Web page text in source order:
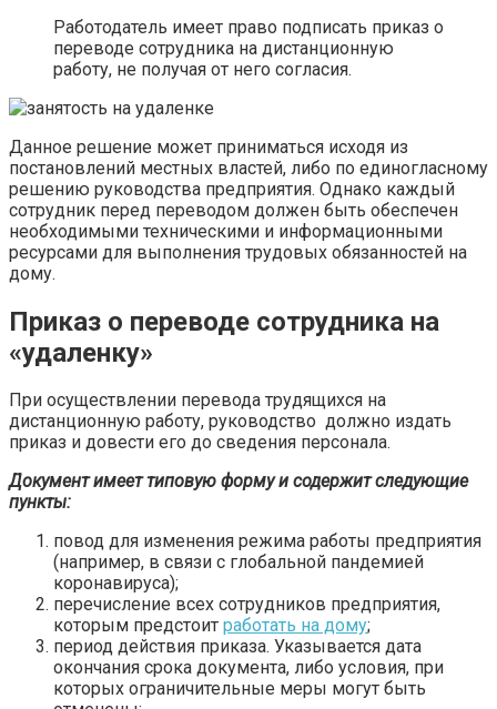
Работодатель имеет право подписать приказ о
переводе сотрудника на дистанционную
работу, не получая от него согласия.
Данное решение может приниматься исходя из
постановлений местных властей, либо по единогласному
решению руководства предприятия. Однако каждый
сотрудник перед переводом должен быть обеспечен
необходимыми техническими и информационными
ресурсами для выполнения трудовых обязанностей на
дому.
Приказ о переводе сотрудника на
«удаленку»
При осуществлении перевода трудящихся на
дистанционную работу, руководство должно издать
приказ и довести его до сведения персонала.
Документ имеет типовую форму и содержит следующие
пункты:
повод для изменения режима работы предприятия
(например, в связи с глобальной пандемией
коронавируса);
перечисление всех сотрудников предприятия,
которым предстоит работать на дому;
период действия приказа. Указывается дата
окончания срока документа, либо условия, при
которых ограничительные меры могут быть